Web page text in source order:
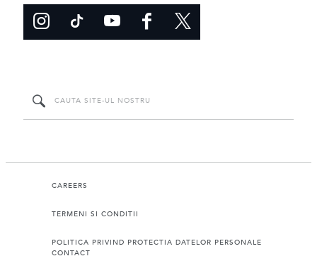
CAREERS
TERMENI SI CONDITII
POLITICA PRIVIND PROTECTIA DATELOR PERSONALE
CONTACT